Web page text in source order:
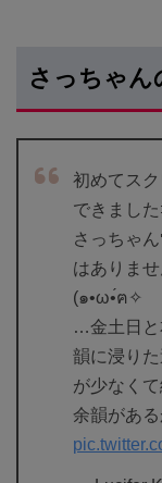
さっちゃん
初めてス
できまし
さっちゃ
はありま
(๑•ω•́ฅ✧
…金土日と
韻に浸り
が少なく
余韻があ